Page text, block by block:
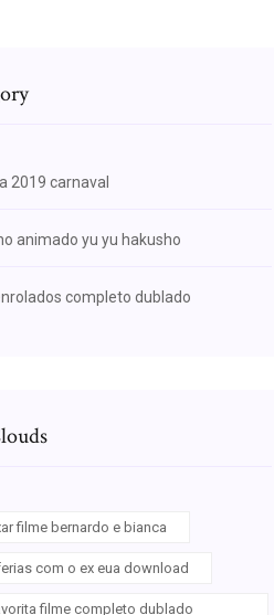
2019 carnaval
animado yu yu hakusho
completo dublado
filme bernardo e bianca
com o ex eua download
filme completo dublado